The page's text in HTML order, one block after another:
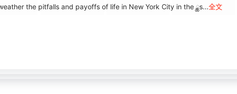
the pitfalls and payoffs of life in New York City in the ྖs...全文